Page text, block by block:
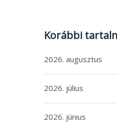
Korábbi
2026. augusztus
2026. július
2026. június